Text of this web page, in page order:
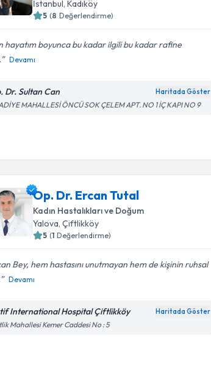
İstanbul , Kadıköy
5 (8 Değerlendirme)
hayatım boyunca bu kadar ilgili bu kadar rafine
Devamı
Dr. Sultan Can Haritada Göster
MAHALLESİ ÖNCÜ SOK ÇELEM APT. NO 1 İÇ KAPI NO 9
Op. Dr. Ercan Tutal
Kadın Hastalıkları ve Doğum
Yalova, Çiftlikköy
5 (1 Değerlendirme)
Bey, hem hastasını unutmayan hem de kişinin ruhsal
Devamı
International Hospital Çiftlikköy Haritada Göster
Mahallesi Kemer Caddesi No : 5